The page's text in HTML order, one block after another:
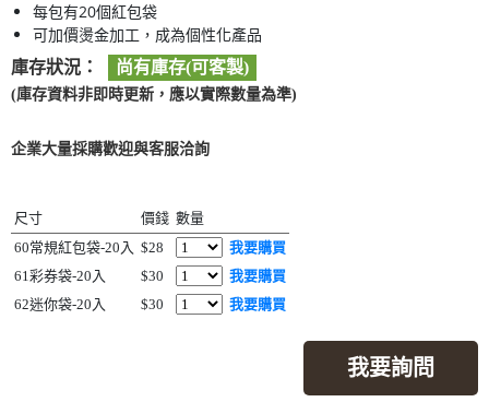
每包有20個紅包袋
可加價燙金加工，成為個性化產品
庫存狀況： 尚有庫存(可客製)
(庫存資料非即時更新，應以實際數量為準)
企業大量採購歡迎與客服洽詢
尺寸 價錢 數量
60常規紅包袋-20入 $28
我要購買
61彩券袋-20入
$30
我要購買
62迷你袋-20入
$30 我要購買
我要詢問